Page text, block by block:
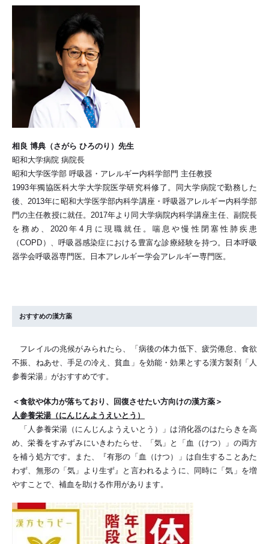
相良 博典（さがら ひろのり）先生
昭和大学病院 病院長
昭和大学医学部 呼吸器・アレルギー内科学部門 主任教授
1993年獨協医科大学大学院医学研究科修了。同大学病院で勤務した
後、2013年に昭和大学医学部内科学講座・呼吸器アレルギー内科学部
門の主任教授に就任。2017年より同大学病院内科学講座主任、副院長
を務め、2020年4月に現職就任。喘息や慢性閉塞性肺疾患
（COPD）、呼吸器感染症における豊富な診療経験を持つ。日本呼吸
器学会呼吸器専門医。日本アレルギー学会アレルギー専門医。
おすすめの漢方薬
フレイルの兆候がみられたら、「病後の体力低下、疲労倦怠、食欲
不振、ねあせ、手足の冷え、貧血」を効能・効果とする漢方製剤「人
参養栄湯」がおすすめです。
＜食欲や体力が落ちており、回復させたい方向けの漢方薬＞
人参養栄湯（にんじんようえいとう）
「人参養栄湯（にんじんようえいとう）」は消化器のはたらきを高
め、栄養をすみずみにいきわたらせ、「気」と「血（けつ）」の両方
を補う処方です。また、『有形の「血（けつ）」は自生することあた
わず、無形の「気」より生ず』と言われるように、同時に「気」を増
やすことで、補血を助ける作用があります。